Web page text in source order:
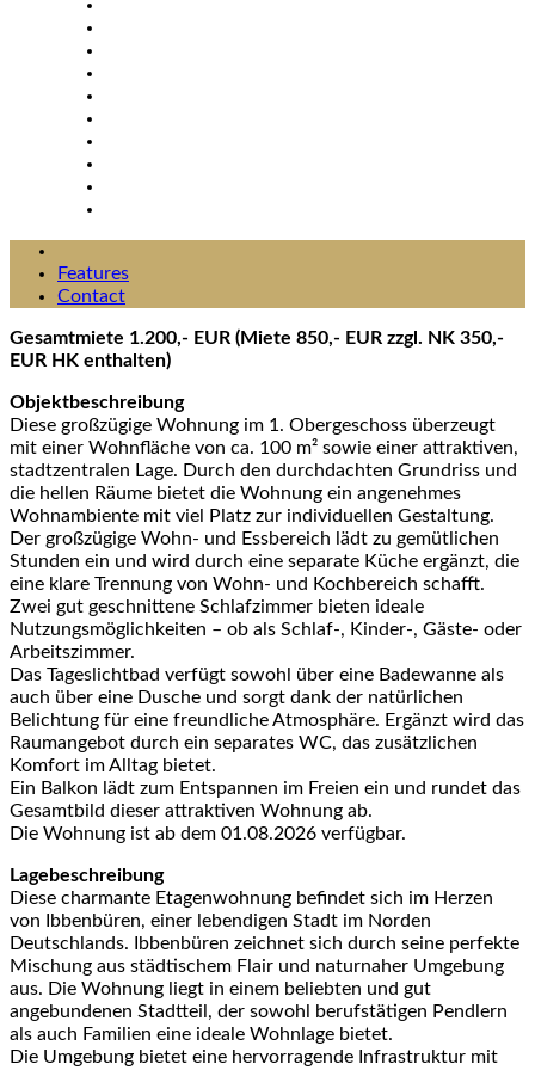
Features
Contact
Gesamtmiete 1.200,- EUR (Miete 850,- EUR zzgl. NK 350,-
EUR HK enthalten)
Objektbeschreibung
Diese großzügige Wohnung im 1. Obergeschoss überzeugt
mit einer Wohnfläche von ca. 100 m² sowie einer attraktiven,
stadtzentralen Lage. Durch den durchdachten Grundriss und
die hellen Räume bietet die Wohnung ein angenehmes
Wohnambiente mit viel Platz zur individuellen Gestaltung.
Der großzügige Wohn- und Essbereich lädt zu gemütlichen
Stunden ein und wird durch eine separate Küche ergänzt, die
eine klare Trennung von Wohn- und Kochbereich schafft.
Zwei gut geschnittene Schlafzimmer bieten ideale
Nutzungsmöglichkeiten – ob als Schlaf-, Kinder-, Gäste- oder
Arbeitszimmer.
Das Tageslichtbad verfügt sowohl über eine Badewanne als
auch über eine Dusche und sorgt dank der natürlichen
Belichtung für eine freundliche Atmosphäre. Ergänzt wird das
Raumangebot durch ein separates WC, das zusätzlichen
Komfort im Alltag bietet.
Ein Balkon lädt zum Entspannen im Freien ein und rundet das
Gesamtbild dieser attraktiven Wohnung ab.
Die Wohnung ist ab dem 01.08.2026 verfügbar.
Lagebeschreibung
Diese charmante Etagenwohnung befindet sich im Herzen
von Ibbenbüren, einer lebendigen Stadt im Norden
Deutschlands. Ibbenbüren zeichnet sich durch seine perfekte
Mischung aus städtischem Flair und naturnaher Umgebung
aus. Die Wohnung liegt in einem beliebten und gut
angebundenen Stadtteil, der sowohl berufstätigen Pendlern
als auch Familien eine ideale Wohnlage bietet.
Die Umgebung bietet eine hervorragende Infrastruktur mit